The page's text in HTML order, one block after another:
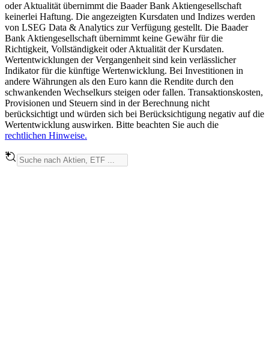
oder Aktualität übernimmt die Baader Bank Aktiengesellschaft
keinerlei Haftung. Die angezeigten Kursdaten und Indizes werden
von LSEG Data & Analytics zur Verfügung gestellt. Die Baader
Bank Aktiengesellschaft übernimmt keine Gewähr für die
Richtigkeit, Vollständigkeit oder Aktualität der Kursdaten.
Wertentwicklungen der Vergangenheit sind kein verlässlicher
Indikator für die künftige Wertenwicklung. Bei Investitionen in
andere Währungen als den Euro kann die Rendite durch den
schwankenden Wechselkurs steigen oder fallen. Transaktionskosten,
Provisionen und Steuern sind in der Berechnung nicht
berücksichtigt und würden sich bei Berücksichtigung negativ auf die
Wertentwicklung auswirken. Bitte beachten Sie auch die
rechtlichen Hinweise.